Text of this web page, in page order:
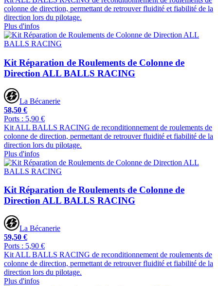
colonne de direction, permettant de retrouver fluidité et fiabilité de la
direction lors du pilotage.
Plus d'infos
Kit Réparation de Roulements de Colonne de
Direction ALL BALLS RACING
La Bécanerie
58,50 €
Ports : 5,90 €
Kit ALL BALLS RACING de reconditionnement de roulements de
colonne de direction, permettant de retrouver fluidité et fiabilité de la
direction lors du pilotage.
Plus d'infos
Kit Réparation de Roulements de Colonne de
Direction ALL BALLS RACING
La Bécanerie
59,50 €
Ports : 5,90 €
Kit ALL BALLS RACING de reconditionnement de roulements de
colonne de direction, permettant de retrouver fluidité et fiabilité de la
direction lors du pilotage.
Plus d'infos